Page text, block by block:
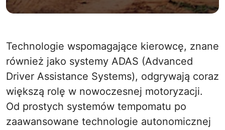
Technologie wspomagające kierowcę, znane
również jako systemy ADAS (Advanced
Driver Assistance Systems), odgrywają coraz
większą rolę w nowoczesnej motoryzacji.
Od prostych systemów tempomatu po
zaawansowane technologie autonomicznej